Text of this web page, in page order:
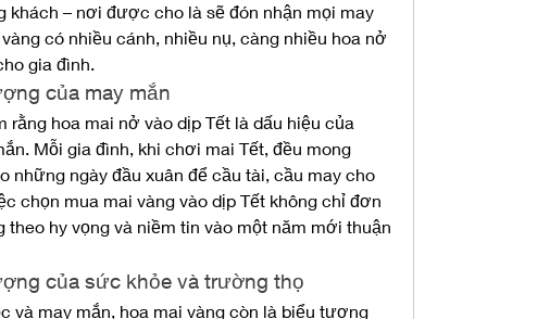
khách – nơi được cho là sẽ đón nhận mọi may
có nhiều cánh, nhiều nụ, càng nhiều hoa nở
gia đình.
của may mắn
rằng hoa mai nở vào dịp Tết là dấu hiệu của
Mỗi gia đình, khi chơi mai Tết, đều mong
những ngày đầu xuân để cầu tài, cầu may cho
chọn mua mai vàng vào dịp Tết không chỉ đơn
theo hy vọng và niềm tin vào một năm mới thuận
của sức khỏe và trường thọ
và may mắn, hoa mai vàng còn là biểu tượng